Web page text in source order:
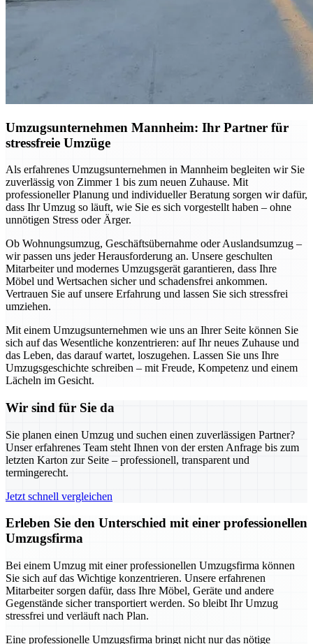
Umzugsunternehmen Mannheim: Ihr Partner für
stressfreie Umzüge
Als erfahrenes Umzugsunternehmen in Mannheim begleiten wir Sie
zuverlässig von Zimmer 1 bis zum neuen Zuhause. Mit
professioneller Planung und individueller Beratung sorgen wir dafür,
dass Ihr Umzug so läuft, wie Sie es sich vorgestellt haben – ohne
unnötigen Stress oder Ärger.
Ob Wohnungsumzug, Geschäftsübernahme oder Auslandsumzug –
wir passen uns jeder Herausforderung an. Unsere geschulten
Mitarbeiter und modernes Umzugsgerät garantieren, dass Ihre
Möbel und Wertsachen sicher und schadensfrei ankommen.
Vertrauen Sie auf unsere Erfahrung und lassen Sie sich stressfrei
umziehen.
Mit einem Umzugsunternehmen wie uns an Ihrer Seite können Sie
sich auf das Wesentliche konzentrieren: auf Ihr neues Zuhause und
das Leben, das darauf wartet, loszugehen. Lassen Sie uns Ihre
Umzugsgeschichte schreiben – mit Freude, Kompetenz und einem
Lächeln im Gesicht.
Wir sind für Sie da
Sie planen einen Umzug und suchen einen zuverlässigen Partner?
Unser erfahrenes Team steht Ihnen von der ersten Anfrage bis zum
letzten Karton zur Seite – professionell, transparent und
termingerecht.
Jetzt schnell vergleichen
Erleben Sie den Unterschied mit einer professionellen
Umzugsfirma
Bei einem Umzug mit einer professionellen Umzugsfirma können
Sie sich auf das Wichtige konzentrieren. Unsere erfahrenen
Mitarbeiter sorgen dafür, dass Ihre Möbel, Geräte und andere
Gegenstände sicher transportiert werden. So bleibt Ihr Umzug
stressfrei und verläuft nach Plan.
Eine professionelle Umzugsfirma bringt nicht nur das nötige